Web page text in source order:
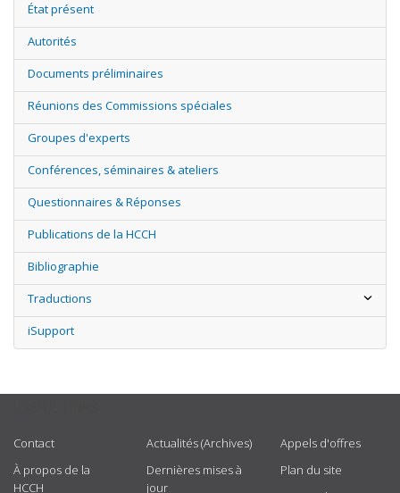
État présent
Autorités
Documents préliminaires
Réunions des Commissions spéciales
Groupes d'experts
Conférences, séminaires & ateliers
Questionnaires & Réponses
Publications de la HCCH
Bibliographie
Traductions
iSupport
Contact
À propos de la
HCCH
Actualités (Archives)
Dernières mises à
jour
Appels d'offres
Plan du site